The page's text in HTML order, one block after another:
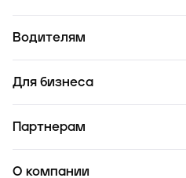
Водителям
Для бизнеса
Партнерам
О компании